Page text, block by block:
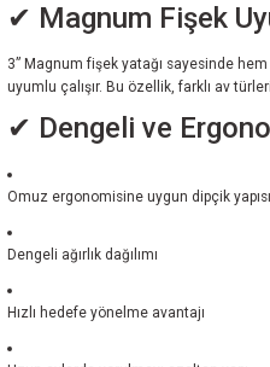
✔ Magnum Fişek
3” Magnum fişek yatağı sayesinde
uyumlu çalışır. Bu özellik, farklı av
✔ Dengeli ve
Omuz ergonomisine uygun dipçik yapısı
Dengeli ağırlık dağılımı
Hızlı hedefe yönelme avantajı